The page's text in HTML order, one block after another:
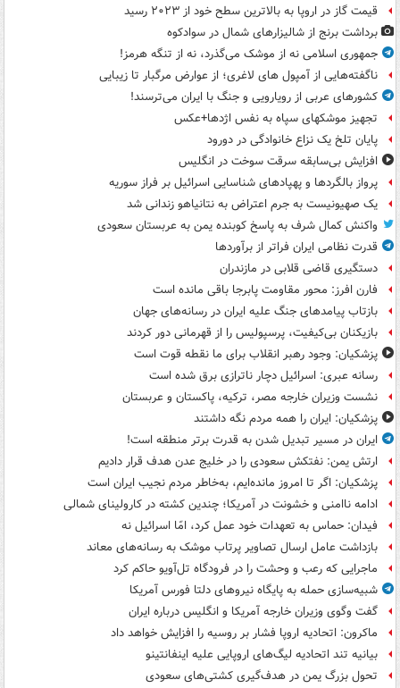
قیمت گاز در اروپا به بالاترین سطح خود از ۲۰۲۳ رسید
برداشت برنج از شالیزارهای شمال در سوادکوه
جمهوری اسلامی نه از موشک می‌گذرد، نه از تنگه هرمز!
ناگفته‌هایی از آمپول های لاغری؛ از عوارض مرگبار تا زیبایی
کشورهای عربی از رویارویی و جنگ با ایران می‌ترسند!
تجهیز موشکهای سپاه به نفس اژدها+عکس
پایان تلخ یک نزاع خانوادگی در دورود
افزایش بی‌سابقه سرقت سوخت در انگلیس
پرواز بالگردها و پهپادهای شناسایی اسرائیل بر فراز سوریه
یک صهیونیست به جرم اعتراض به نتانیاهو زندانی شد
واکنش کمال شرف به پاسخ کوبنده یمن به عربستان سعودی
قدرت نظامی ایران فراتر از برآوردها
دستگیری قاضی قلابی در مازندران
فارن افرز: محور مقاومت پابرجا باقی مانده است
بازتاب پیامدهای جنگ علیه ایران در رسانه‌های جهان
بازیکنان بی‌کیفیت، پرسپولیس را از قهرمانی دور کردند
پزشکیان: وجود رهبر انقلاب برای ما نقطه قوت است
رسانه عبری: اسرائیل دچار ناترازی برق شده است
نشست وزیران خارجه مصر، ترکیه، پاکستان و عربستان
پزشکیان: ایران را همه مردم نگه داشتند
ایران در مسیر تبدیل شدن به قدرت برتر منطقه است!
ارتش یمن: نفتکش سعودی را در خلیج عدن هدف قرار دادیم
پزشکیان: اگر تا امروز مانده‌ایم، به‌خاطر مردم نجیب ایران است
ادامه ناامنی و خشونت در آمریکا؛ چندین کشته در کارولینای شمالی
فیدان: حماس به تعهدات خود عمل کرد، امّا اسرائیل نه
بازداشت عامل ارسال تصاویر پرتاب موشک به رسانه‌های معاند
ماجرایی که رعب و وحشت را در فرودگاه تل‌آویو حاکم کرد
شبیه‌سازی حمله به پایگاه نیروهای دلتا فورس آمریکا
گفت وگوی وزیران خارجه آمریکا و انگلیس درباره ایران
ماکرون: اتحادیه اروپا فشار بر روسیه را افزایش خواهد داد
بیانیه تند اتحادیه لیگ‌های اروپایی علیه اینفانتینو
تحول بزرگ یمن در هدف‌گیری کشتی‌های سعودی